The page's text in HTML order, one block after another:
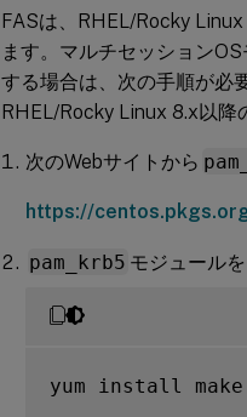
FASは、RHEL/Rocky
ます。マルチセッション
する場合は、次の手順が必
RHEL/Rocky Linux 8.x以降
次のWebサイトから
https://
pam_krb5 モジュール
yum install